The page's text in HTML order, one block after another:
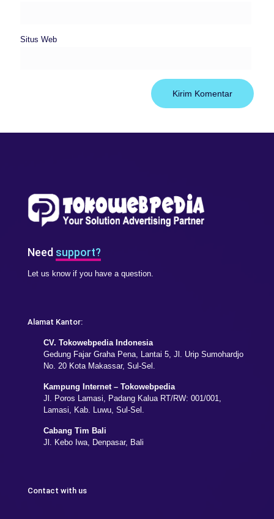
Situs Web
Need support?
Let us know if you have a question.
Alamat Kantor:
CV. Tokowebpedia Indonesia
Gedung Fajar Graha Pena, Lantai 5, Jl. Urip Sumohardjo
No. 20 Kota Makassar, Sul-Sel.
Kampung Internet – Tokowebpedia
Jl. Poros Lamasi, Padang Kalua RT/RW: 001/001,
Lamasi, Kab. Luwu, Sul-Sel.
Cabang Tim Bali
Jl. Kebo Iwa, Denpasar, Bali
Contact with us